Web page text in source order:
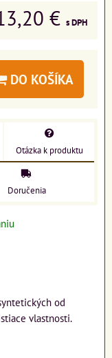
€ s DPH
DO KOŠÍKA
Otázka k produktu
Doručenia
od
vlastnosti.